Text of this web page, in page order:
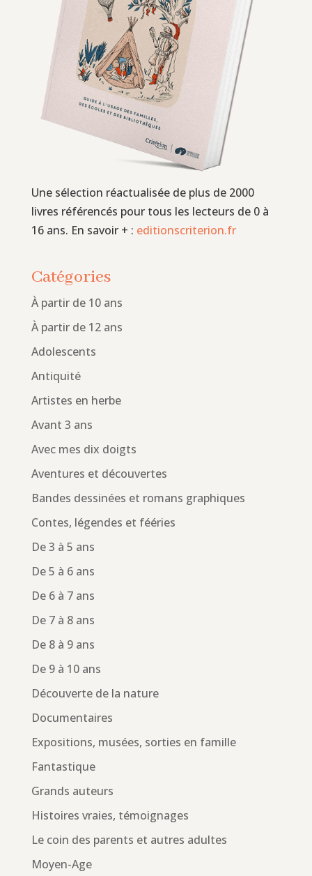
Une sélection réactualisée de plus de 2000
livres référencés pour tous les lecteurs de 0 à
16 ans. En savoir + : editionscriterion.fr
Catégories
À partir de 10 ans
À partir de 12 ans
Adolescents
Antiquité
Artistes en herbe
Avant 3 ans
Avec mes dix doigts
Aventures et découvertes
Bandes dessinées et romans graphiques
Contes, légendes et fééries
De 3 à 5 ans
De 5 à 6 ans
De 6 à 7 ans
De 7 à 8 ans
De 8 à 9 ans
De 9 à 10 ans
Découverte de la nature
Documentaires
Expositions, musées, sorties en famille
Fantastique
Grands auteurs
Histoires vraies, témoignages
Le coin des parents et autres adultes
Moyen-Age